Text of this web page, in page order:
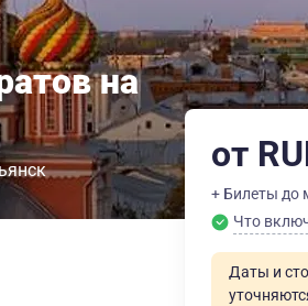
на
от
+ Билеты до
Что
Даты и